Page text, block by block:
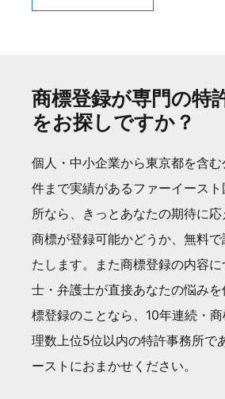
商標登録が専門の特
をお探しですか？
個人・中小企業から東京都を含
件まで実績があるファーイース
所なら、きっとあなたの期待に応
商標が登録可能かどうか、無料
たします。また商標登録の内容
士・弁護士が直接あなたの悩み
標登録のことなら、10年連続・
理数上位5位以内の特許事務所で
ーストにおまかせください。